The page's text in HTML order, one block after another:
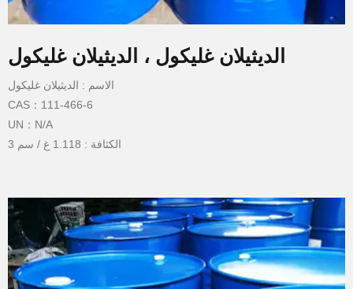
الديثيلان غليكول ، الديثيلان غليكول
الاسم : الديثيلان غليكول
CAS：111-466-6
UN：N/A
الكثافة : 1.118 غ / سم 3
نقطة الوميض : 143 درجة مئوية